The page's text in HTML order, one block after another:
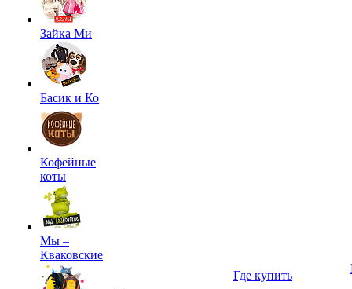
Зайка Ми
Басик и Ко
Кофейные
коты
Мы –
Кваковские
Где купить